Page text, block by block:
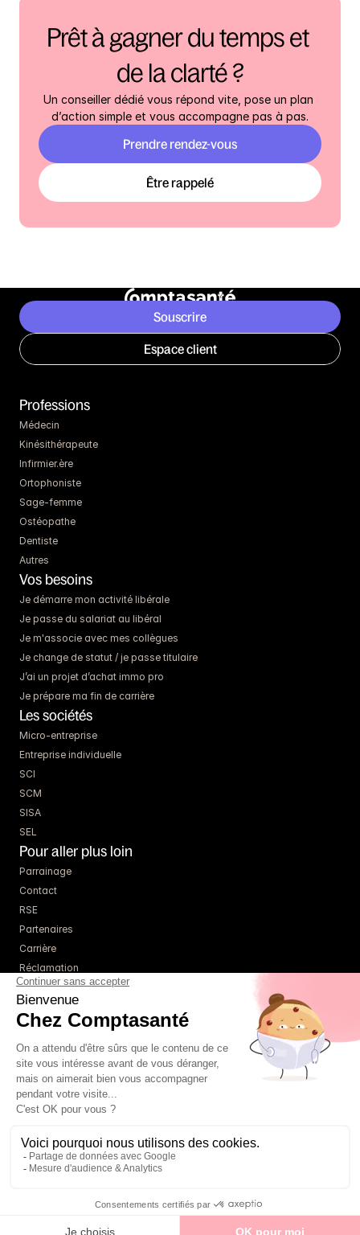
Prêt à gagner du temps et
de la clarté ?
Un conseiller dédié vous répond vite, pose un plan
d’action simple et vous accompagne pas à pas.
Prendre rendez-vous
Être rappelé
Souscrire
Espace client
Professions
Médecin
Kinésithérapeute
Infirmier.ère
Ortophoniste
Sage-femme
Ostéopathe
Dentiste
Autres
Vos besoins
Je démarre mon activité libérale
Je passe du salariat au libéral
Je m'associe avec mes collègues
Je change de statut / je passe titulaire
J’ai un projet d’achat immo pro
Je prépare ma fin de carrière
Les sociétés
Micro-entreprise
Entreprise individuelle
SCI
SCM
SISA
SEL
Pour aller plus loin
Parrainage
Contact
RSE
Partenaires
Carrière
Réclamation
Ressources
Blog
Guides
Webinaires
Simulateurs
À propos
Tarifs
01 85 09 22 86
FAQ
- Tous droits réservés - Mentions légales - Politique de confidentialité